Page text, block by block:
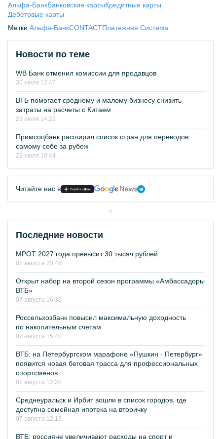
Альфа-БанкБанковские картыКредитные карты
Дебетовые карты
Метки:Альфа-БанкCONTACTПлатёжная Система
Новости по теме
WB Банк отменил комиссии для продавцов
30 июля 12:47
ВТБ помогает среднему и малому бизнесу снизить
затраты на расчеты с Китаем
23 июля 14:22
Примсоцбанк расширил список стран для переводов
самому себе за рубеж
22 июля 10:44
Читайте нас в
Последние новости
МРОТ 2027 года превысит 30 тысяч рублей
07 августа 20:46
Открыт набор на второй сезон программы «Амбассадоры
ВТБ»
07 августа 16:30
Россельхозбанк повысил максимальную доходность
по накопительным счетам
07 августа 15:40
ВТБ: на Петербургском марафоне «Пушкин - Петербург»
появится новая беговая трасса для профессиональных
спортсменов
07 августа 12:28
Среднеуральск и Ирбит вошли в список городов, где
доступна семейная ипотека на вторичку
07 августа 12:13
ВТБ: россияне увеличивают расходы на спорт и